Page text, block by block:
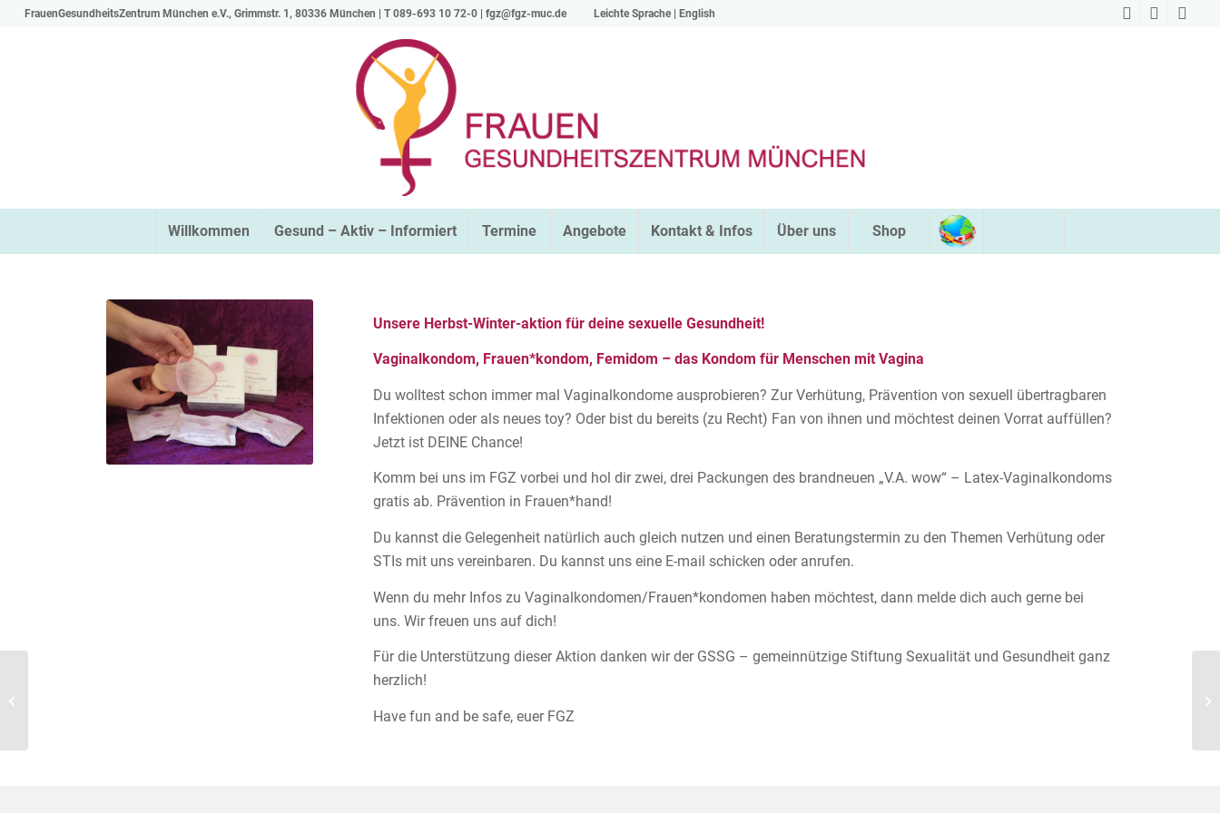
FrauenGesundheitsZentrum München e.V., Grimmstr. 1, 80336 München | T 089-693 10 72-0 | fgz@fgz-muc.de Leichte Sprache| English
Willkommen Gesund – Aktiv – Informiert Termine Angebote Kontakt & Infos Über uns Shop
Unsere Herbst-Winter-aktion für deine sexuelle Gesundheit!
Vaginalkondom, Frauen*kondom, Femidom – das Kondom für Menschen mit Vagina
Du wolltest schon immer mal Vaginalkondome ausprobieren? Zur Verhütung, Prävention von sexuell übertragbaren
Infektionen oder als neues toy? Oder bist du bereits (zu Recht) Fan von ihnen und möchtest deinen Vorrat auffüllen?
Jetzt ist DEINE Chance!
Komm bei uns im FGZ vorbei und hol dir zwei, drei Packungen des brandneuen „V.A. wow“ – Latex-Vaginalkondoms
gratis ab. Prävention in Frauen*hand!
Du kannst die Gelegenheit natürlich auch gleich nutzen und einen Beratungstermin zu den Themen Verhütung oder
STIs mit uns vereinbaren. Du kannst uns eine E-mail schicken oder anrufen.
Wenn du mehr Infos zu Vaginalkondomen/Frauen*kondomen haben möchtest, dann melde dich auch gerne bei
uns. Wir freuen uns auf dich!
Für die Unterstützung dieser Aktion danken wir der GSSG – gemeinnützige Stiftung Sexualität und Gesundheit ganz
herzlich!
Have fun and be safe, euer FGZ